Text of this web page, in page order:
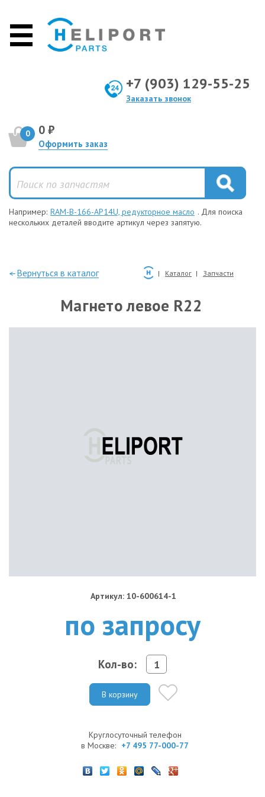
+7 (903) 129-55-25
Заказать звонок
0 0 ₽
Оформить заказ
Например: RAM-B-166-AP14U, редукторное масло . Для поиска
нескольких деталей вводите артикул через запятую.
—Вернуться в каталог Каталог Запчасти
Магнето левое R22
Артикул: 10-600614-1
по запросу
Кол-во:
В корзину
Круглосуточный телефон
в Москве: +7 495 77-000-77